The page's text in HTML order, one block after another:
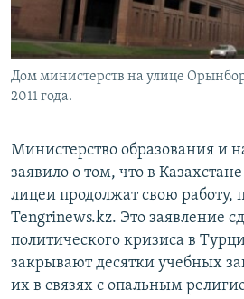
Дом министерств на улице
2011 года.
Министерство образования и
заявило о том, что в
лицеи продолжат свою работу,
Tengrinews.kz. Это заявление
политического кризиса в
закрывают десятки учебных
их в связях с опальным